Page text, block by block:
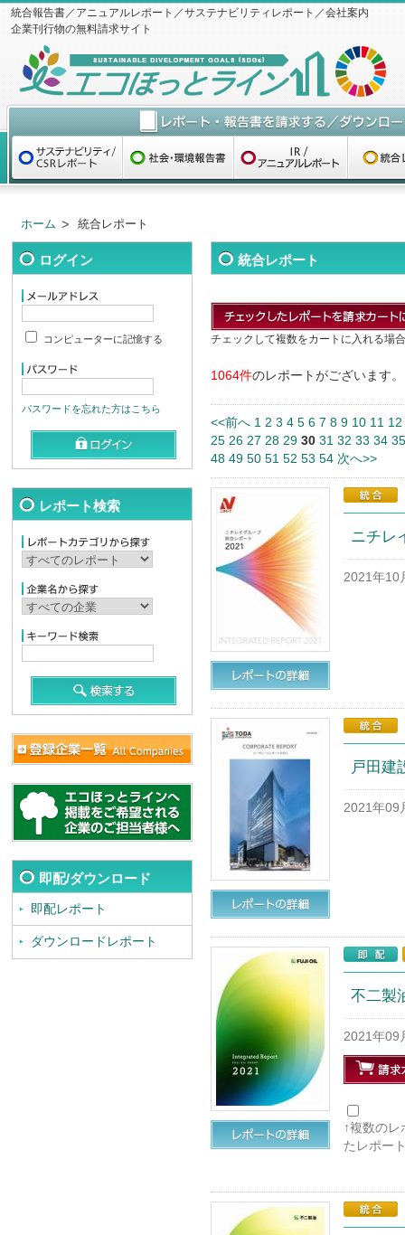
統合報告書／アニュアルレポート／サステナビリティレポート／会社案内
企業刊行物の無料請求サイト
ホーム 統合レポート
ログイン
コンピューターに記憶する
パスワードを忘れた方はこちら
レポート検索
即配/ダウンロード
即配レポート
ダウンロードレポート
統合レポート
チェックして複数をカートに入れる場
1064件のレポートがございます。
<<前へ 1 2 3 4 5 6 7 8 9 10 11 12
25 26 27 28 29 30 31 32 33 34 35
48 49 50 51 52 53 54 次へ>>
ニチレ
2021年10
戸田建
2021年09
不二製
2021年09
↑複数の
たレポー